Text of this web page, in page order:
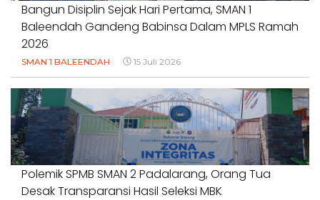
Bangun Disiplin Sejak Hari Pertama, SMAN 1
Baleendah Gandeng Babinsa Dalam MPLS Ramah
2026
SMAN 1 BALEENDAH 15 Juli 2026
Polemik SPMB SMAN 2 Padalarang, Orang Tua
Desak Transparansi Hasil Seleksi MBK